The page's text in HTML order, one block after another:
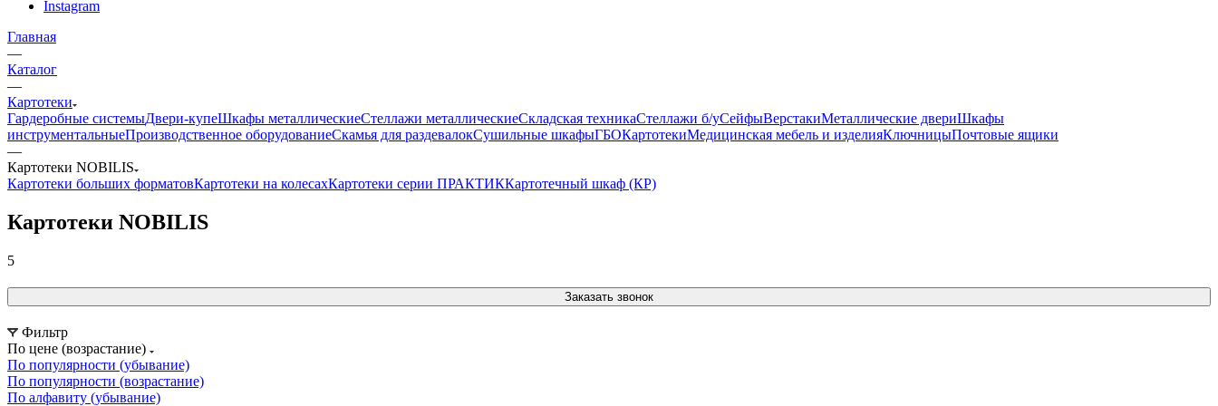
Instagram
Главная
—
Каталог
—
Картотеки
Гардеробные системыДвери-купеШкафы металлическиеСтеллажи металлическиеСкладская техникаСтеллажи б/уСейфыВерстакиМеталлические двериШкафы
инструментальныеПроизводственное оборудованиеСкамья для раздевалокСушильные шкафыГБОКартотекиМедицинская мебель и изделияКлючницыПочтовые ящики
—
Картотеки NOBILIS
Картотеки больших форматовКартотеки на колесахКартотеки серии ПРАКТИККартотечный шкаф (КР)
Картотеки NOBILIS
5
Заказать звонок
Фильтр
По цене (возрастание)
По популярности (убывание)
По популярности (возрастание)
По алфавиту (убывание)